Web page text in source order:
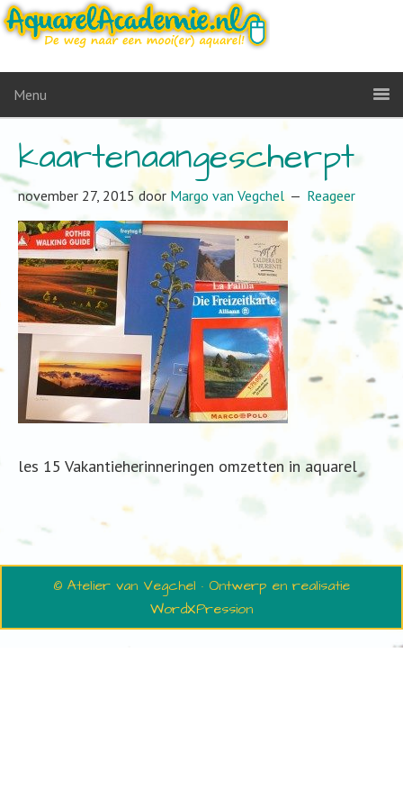
Menu
kaartenaangescherpt
november 27, 2015 door Margo van Vegchel Reageer
les 15 Vakantieherinneringen omzetten in aquarel
© Atelier van Vegchel · Ontwerp en realisatie
WordXPression